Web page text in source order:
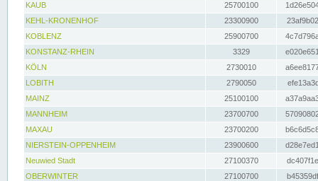
KAUB
25700100
KEHL-KRONENHOF
23300900
KOBLENZ
25900700
KONSTANZ-RHEIN
3329
KÖLN
2730010
LOBITH
2790050
MAINZ
25100100
MANNHEIM
23700700
MAXAU
23700200
NIERSTEIN-OPPENHEIM
23900600
Neuwied Stadt
27100370
OBERWINTER
27100700